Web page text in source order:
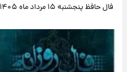
فال حافظ پنجشنبه ۱۵ مرداد ماه ۱۴۰۵